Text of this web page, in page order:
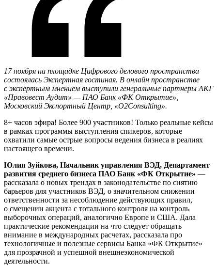
17 ноября на площадке Цифрового делового пространства
состоялась Экспертная гостиная. В онлайн пространстве
с экспертным мнением выступили генеральные партнеры АКГ
«Правовест Аудит» — ПАО Банк «ФК Открытие»,
Московский Экспортный Центр, «O2Consulting».
8+ часов эфира! Более 900 участников! Только реальные кейсы
в рамках программы выступления спикеров, которые
охватили самые острые вопросы ведения бизнеса в реалиях
настоящего времени.
Юлия Зуйкова, Начальник управления ВЭД, Департамент
развития среднего бизнеса ПАО Банк «ФК Открытие» —
рассказала о новых трендах в законодательстве по снятию
барьеров для участников ВЭД, о значительном снижении
ответственности за несоблюдение действующих правил,
о смещении акцента с тотального контроля на контроль
выборочных операций, аналогично Европе и США. Дала
практические рекомендации на что следует обращать
внимание в международных расчетах, рассказала про
технологичные и полезные сервисы Банка «ФК Открытие»
для прозрачной и успешной внешнеэкономической
деятельности.